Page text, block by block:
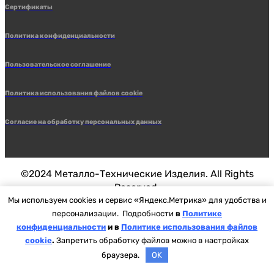
Сертификаты
Политика конфиденциальности
Пользовательское соглашение
Политика использования файлов cookie
Согласие на обработку персональных данных
©2024 Металло-Технические Изделия. All Rights
Reserved.
Разработка сайтов студия LOKA
Back to Top
Added to cart
Мы используем cookies и сервис «Яндекс.Метрика» для удобства и
персонализации. Подробности в Политике
конфиденциальности и в Политике использования файлов
cookie. Запретить обработку файлов можно в настройках
браузера.
OK